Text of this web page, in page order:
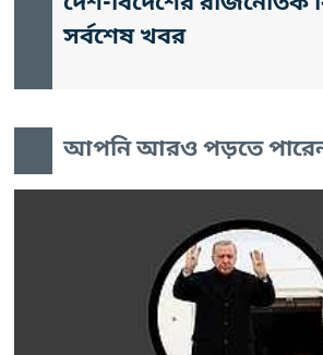
সর্বশেষ খবর
আপনি আরও পড়তে